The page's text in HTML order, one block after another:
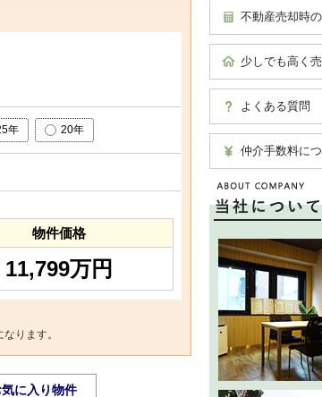
年 20年
物件価格
11,799万円
ります。
気に入り物件
不動産売却時
少しでも高く
よくある質問
仲介手数料に